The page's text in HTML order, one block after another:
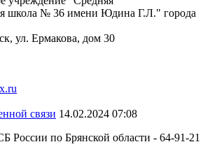
школа № 36 имени Юдина Г.Л." города
ул. Ермакова, дом 30
связи 14.02.2024 07:08
России по Брянской области - 64-91-21